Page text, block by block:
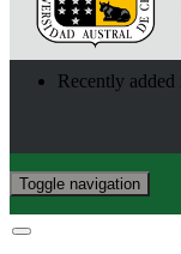
Recently added
Toggle navigation